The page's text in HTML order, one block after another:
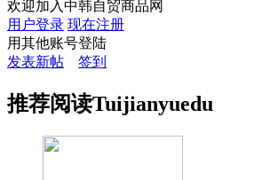
欢迎加入中韩自贸商品网
用户登录 现在注册
用其他账号登陆
发表新帖
签到
推荐阅读Tuijianyuedu